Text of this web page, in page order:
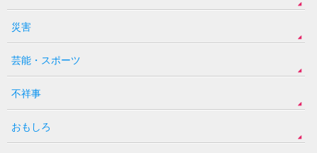
災害
芸能・スポーツ
不祥事
おもしろ